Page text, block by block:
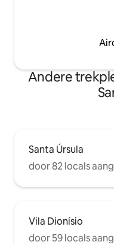
Andere
Santa Úrsula
door 82 locals
Vila Dionísio
door 59 locals